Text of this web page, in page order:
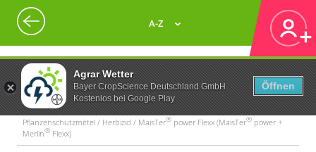
Agrar Wetter
Bayer CropScience Deutschland GmbH
Kostenlos bei Google Play
Öffnen
A-Z
Pflanzenschutzmittel / Herbizid / MaisTer® power Flexx (MaisTer® power +
Merlin® Flexx)